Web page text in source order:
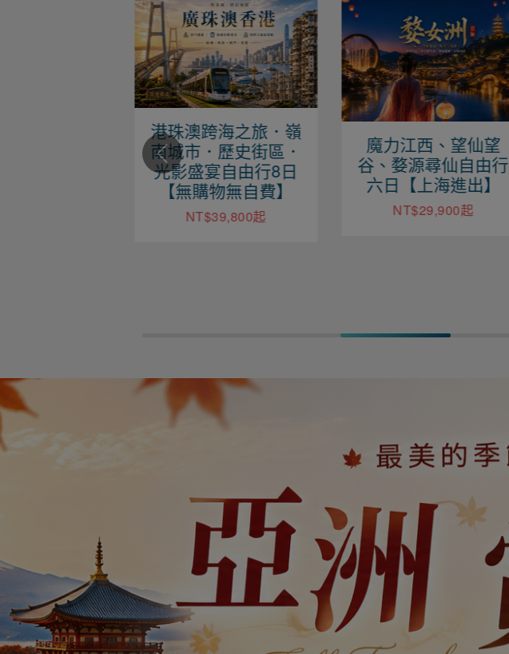
魔力江西、望仙望
谷、婺源尋仙自由行
六日【上海進出】
NT$29,900起
愛上北海道溫泉5日.
紅葉絕景.鈴蘭秋香.
可愛企鵝.豐平峽楓
葉.洞爺花火.定山溪
彩燈節.螃蟹饗宴.升